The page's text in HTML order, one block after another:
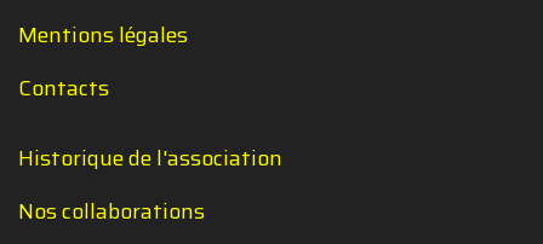
Mentions légales
Contacts
Historique de l'association
Nos collaborations